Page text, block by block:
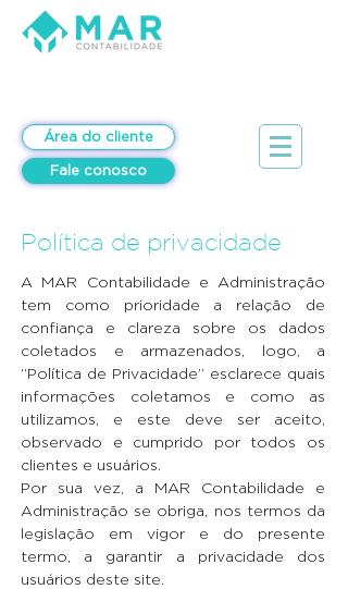
Área do cliente
Fale conosco
Política de privacidade
A MAR Contabilidade e Administração
tem como prioridade a relação de
confiança e clareza sobre os dados
coletados e armazenados, logo, a
“Política de Privacidade” esclarece quais
informações coletamos e como as
utilizamos, e este deve ser aceito,
observado e cumprido por todos os
clientes e usuários.
Por sua vez, a MAR Contabilidade e
Administração se obriga, nos termos da
legislação em vigor e do presente
termo, a garantir a privacidade dos
usuários deste site.